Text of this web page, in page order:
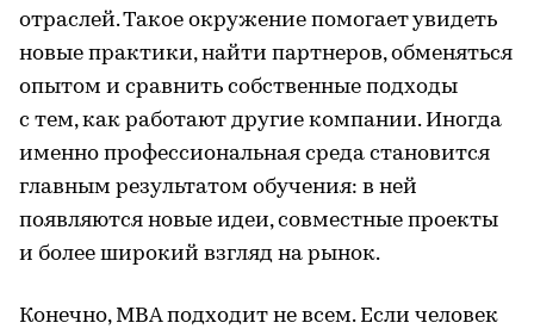
отраслей. Такое окружение помогает увидеть
новые практики, найти партнеров, обменяться
опытом и сравнить собственные подходы
с тем, как работают другие компании. Иногда
именно профессиональная среда становится
главным результатом обучения: в ней
появляются новые идеи, совместные проекты
и более широкий взгляд на рынок.
Конечно, MBA подходит не всем. Если человек